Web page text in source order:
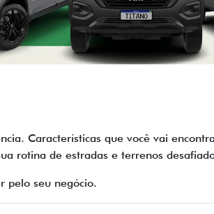
Características que você vai
rotina de estradas e terrenos
pelo seu negócio.